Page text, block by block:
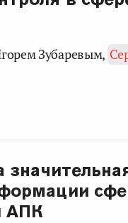
Зубаревым,
АПК